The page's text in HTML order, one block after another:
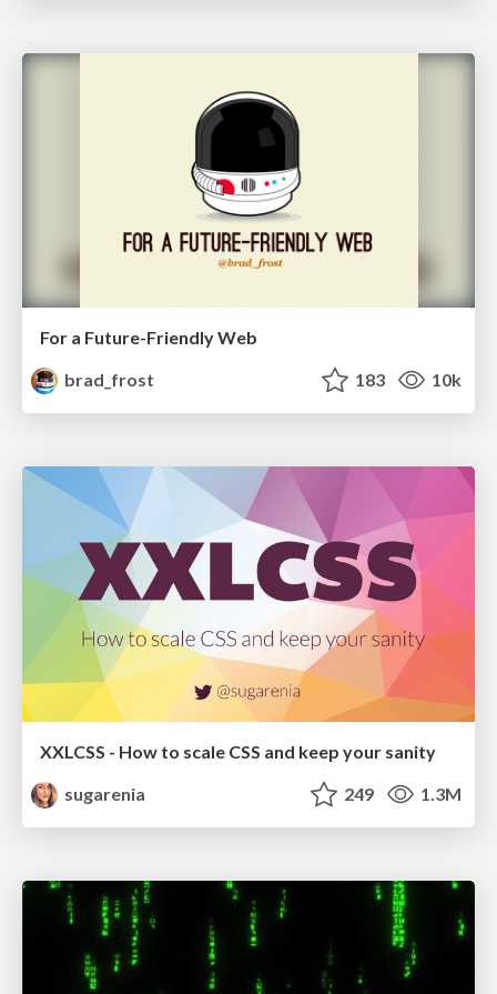
For a Future-Friendly Web
brad_frost
183 10k
XXLCSS - How to scale CSS and keep your sanity
sugarenia
249 1.3M